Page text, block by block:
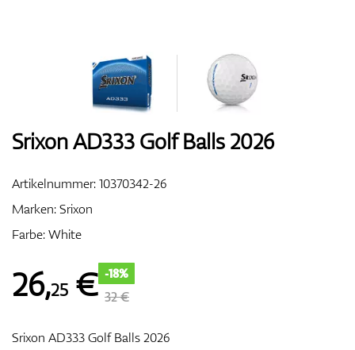
Srixon AD333 Golf Balls 2026
Artikelnummer:10370342-26
Marken:Srixon
Farbe: White
26,25 € -18%
32 €
Srixon AD333 Golf Balls 2026